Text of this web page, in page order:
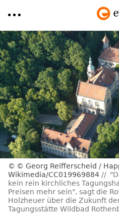
Direkt
zum
Inhalt
© Georg Reifferscheid /
Wikimedia/CC019969884
kein rein kirchliches
Preisen mehr sein", sagt die
Holzheuer über die Zukunft
Tagungsstätte Wildbad